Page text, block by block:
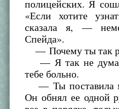
полицейских. Я
«Если хотите
сказала я, —
Спейда».
— Почему ты так
— Я так не
тебе больно.
— Ты поставила
Он обнял ее одной